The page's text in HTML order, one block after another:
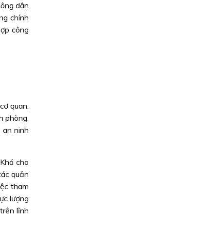
dân
chính
công
quan,
phòng,
ninh
cho
quản
tham
lượng
lĩnh